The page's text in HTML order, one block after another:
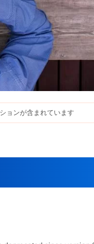
ョンが含まれています